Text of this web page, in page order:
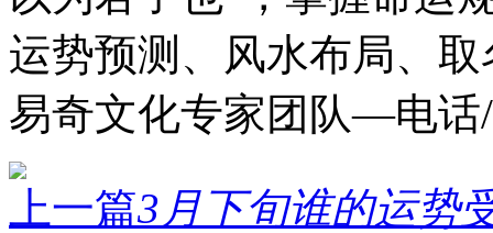
运势预测、风水布局、
易奇文化专家团队—电话/
上一篇3月下旬谁的运势